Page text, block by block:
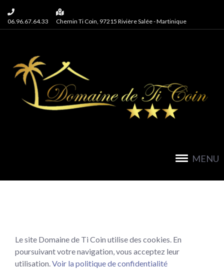
06.96.67.64.33 Chemin Ti Coin, 97215 Rivière Salée - Martinique
MENU
Le site Domaine de Ti Coin utilise des cookies. En
poursuivant votre navigation, vous acceptez leur
utilisation.Voir la politique de confidentialité